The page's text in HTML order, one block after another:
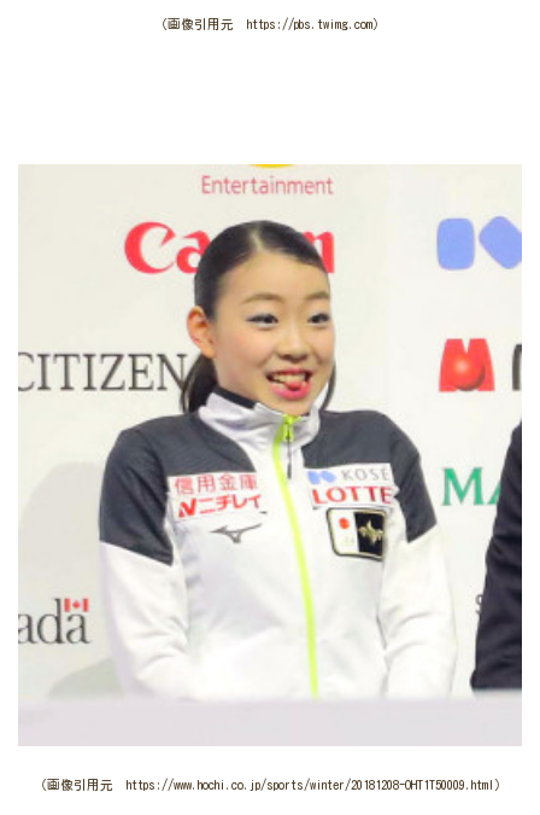
（画像引用元 https://pbs.twimg.com）
（画像引用元 https://www.hochi.co.jp/sports/winter/20181208-OHT1T50009.html）